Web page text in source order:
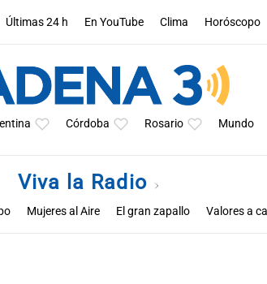
Últimas 24 h En YouTube Clima Horóscopo
Córdoba Rosario Mundo
Viva la Radio
Mujeres al Aire El gran zapallo Valores a